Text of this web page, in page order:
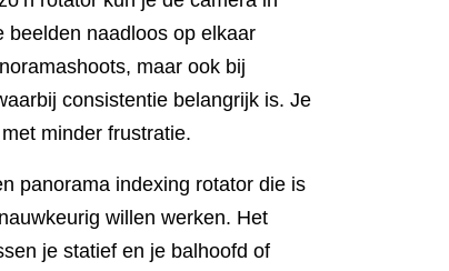
beelden naadloos op elkaar
maar ook bij
consistentie belangrijk is. Je
minder frustratie.
panorama indexing rotator die is
willen werken. Het
je statief en je balhoofd of